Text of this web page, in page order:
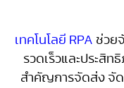
เทคโนโลยี RPA ช่วย
รวดเร็วและประสิท
สำคัญการจัดส่ง จัด